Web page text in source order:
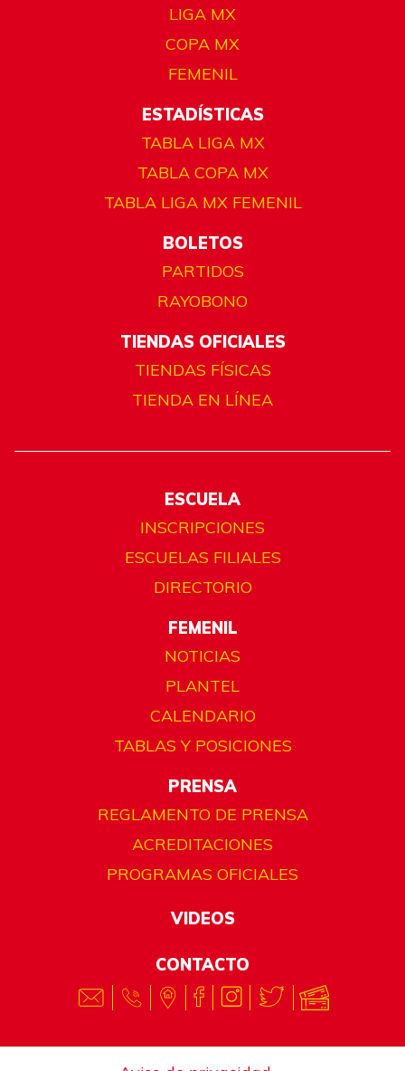
LIGA MX
COPA MX
FEMENIL
ESTADÍSTICAS
TABLA LIGA MX
TABLA COPA MX
TABLA LIGA MX FEMENIL
BOLETOS
PARTIDOS
RAYOBONO
TIENDAS OFICIALES
TIENDAS FÍSICAS
TIENDA EN LÍNEA
ESCUELA
INSCRIPCIONES
ESCUELAS FILIALES
DIRECTORIO
FEMENIL
NOTICIAS
PLANTEL
CALENDARIO
TABLAS Y POSICIONES
PRENSA
REGLAMENTO DE PRENSA
ACREDITACIONES
PROGRAMAS OFICIALES
VIDEOS
CONTACTO